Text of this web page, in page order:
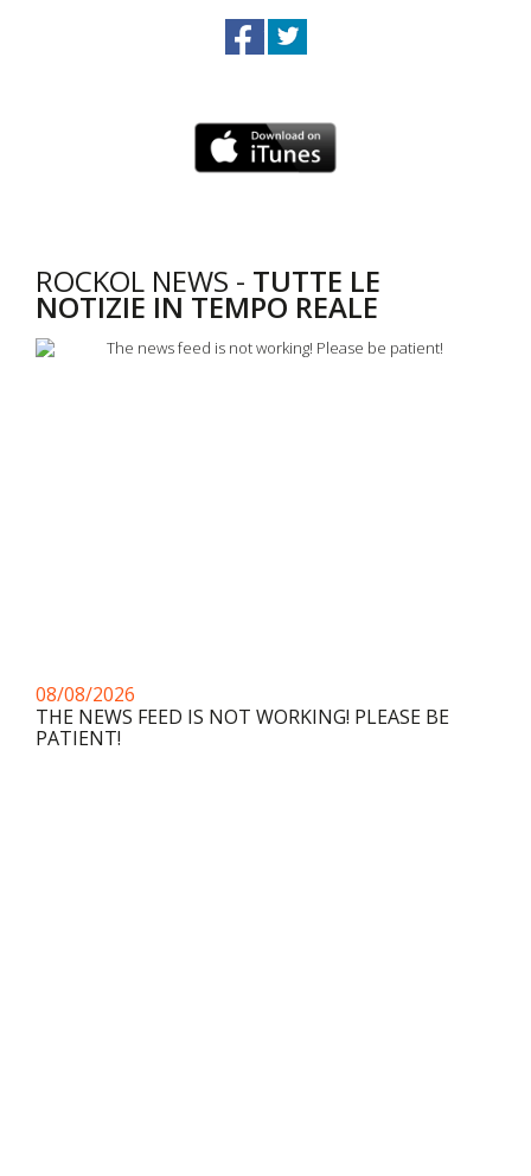
ROCKOL NEWS - TUTTE LE
NOTIZIE IN TEMPO REALE
08/08/2026
THE NEWS FEED IS NOT WORKING! PLEASE BE
PATIENT!